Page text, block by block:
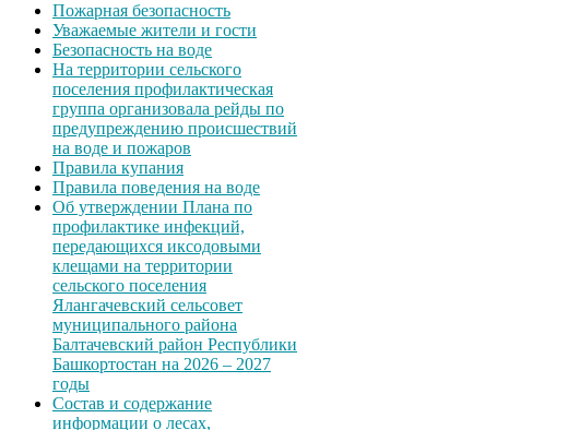
Пожарная безопасность
Уважаемые жители и гости
Безопасность на воде
На территории сельского
поселения профилактическая
группа организовала рейды по
предупреждению происшествий
на воде и пожаров
Правила купания
Правила поведения на воде
Об утверждении Плана по
профилактике инфекций,
передающихся иксодовыми
клещами на территории
сельского поселения
Ялангачевский сельсовет
муниципального района
Балтачевский район Республики
Башкортостан на 2026 – 2027
годы
Состав и содержание
информации о лесах,